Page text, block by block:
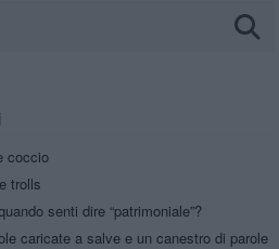
coccio
trolls
senti dire “patrimoniale”?
caricate a salve e un canestro di parole